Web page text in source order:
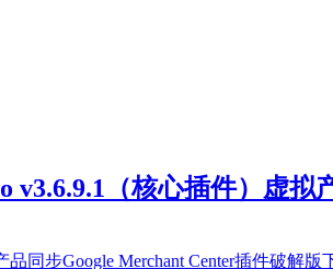
v3.6.9.1（核心插件）虚拟